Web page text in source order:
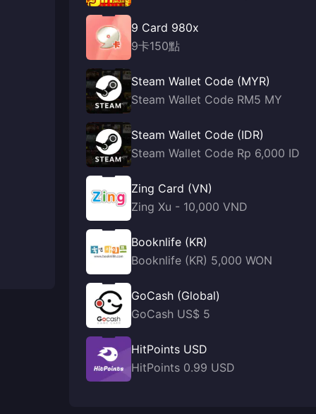
9 Card 980x
9卡150點
Steam Wallet Code (MYR)
Steam Wallet Code RM5 MY
Steam Wallet Code (IDR)
Steam Wallet Code Rp 6,000 ID
Zing Card (VN)
Zing Xu - 10,000 VND
Booknlife (KR)
Booknlife (KR) 5,000 WON
GoCash (Global)
GoCash US$ 5
HitPoints USD
HitPoints 0.99 USD